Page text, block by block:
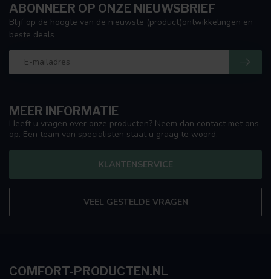
MEER INFORMATIE
Heeft u vragen over onze producten? Neem dan contact met ons
op. Een team van specialisten staat u graag te woord.
KLANTENSERVICE
VEEL GESTELDE VRAGEN
ABONNEER OP ONZE NIEUWSBRIEF
Blijf op de hoogte van de nieuwste (product)ontwikkelingen en
beste deals
COMFORT-PRODUCTEN.NL